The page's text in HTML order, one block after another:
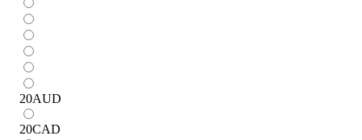
20AUD
20CAD